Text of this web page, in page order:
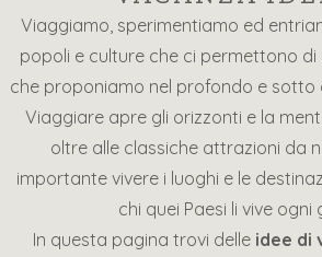
Viaggiamo, sperimentiamo ed
popoli e culture che ci permettono
che proponiamo nel profondo e sotto
Viaggiare apre gli orizzonti e la
oltre alle classiche attrazioni da
importante vivere i luoghi e le
chi quei Paesi li vive ogni
In questa pagina trovi delle idee di